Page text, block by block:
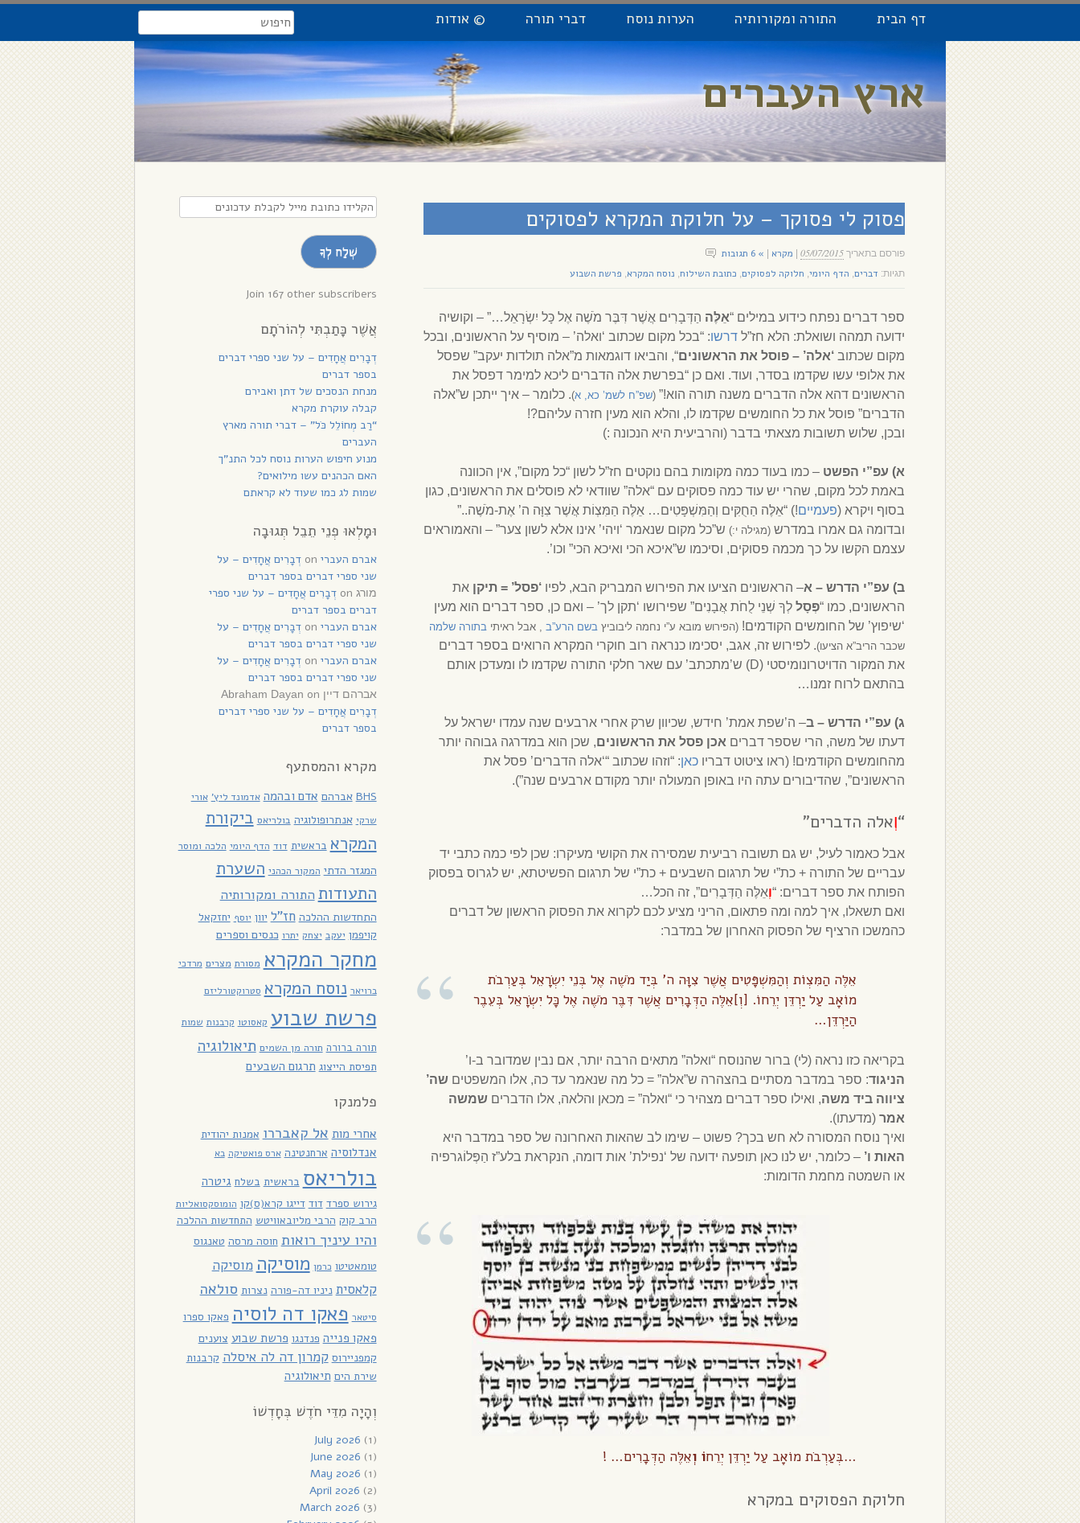
דף הבית התורה ומקורותיה הערות נוסח דברי תורה © אודות search
ארץ העברים
פסוק לי פסוקך – על חלוקת המקרא לפסוקים
פורסם בתאריך 05/07/2015 מקרא » 6 תגובות
תגיות: דברים, הדף היומי, חלוקה לפסוקים, כתובת השילוח, נוסח המקרא, פרשת השבוע
ספר דברים נפתח כידוע במילים “אֵלֶּה הַדְּבָרִים אֲשֶׁר דִּבֶּר מֹשֶׁה אֶל כָּל יִשְׂרָאֵל…” – וקושיה
ידועה תמהה ושואלת: הלא חז”ל דרשו: “בכל מקום שכתוב ‘ואלה’ – מוסיף על הראשונים, ובכל
מקום שכתוב ‘אלה’ – פוסל את הראשונים“, והביאו דוגמאות מ”אלה תולדות יעקב” שפסל
את אלופי עשו שקדמו בסדר, ועוד. ואם כן “בפרשת אלה הדברים ליכא למימר דפסל את
הראשונים דהא אלה הדברים משנה תורה הוא!” (שפ”ח לשמ’ כא, א). כלומר – איך ייתכן ש”אלה
הדברים” פוסל את כל החומשים שקדמו לו, והלא הוא מעין חזרה עליהם?!
ובכן, שלוש תשובות מצאתי בדבר (והרביעית היא הנכונה :)
א) עפ”י הפשט – כמו בעוד כמה מקומות בהם נוקטים חז”ל לשון “כל מקום”, אין הכוונה
באמת לכל מקום, שהרי יש עוד כמה פסוקים עם “אלה” שוודאי לא פוסלים את הראשונים, כגון
בסוף ויקרא (פעמיים!) “אֵלֶּה הַחֻקִּים וְהַמִּשְׁפָּטִים… אֵלֶּה הַמִּצְו‍ֹת אֲשֶׁר צִוָּה ה’ אֶת-מֹשֶׁה..”
ובדומה גם אמרו במדרש (מגילה י:) ש”כל מקום שנאמר ‘ויהי’ אינו אלא לשון צער” – והאמוראים
עצמם הקשו על כך מכמה פסוקים, וסיכמו ש”איכא הכי ואיכא הכי” וכו’.
ב) עפ”י הדרש – א– הראשונים הציעו את הפירוש המבריק הבא, לפיו ‘פסל’ = תיקן את
הראשונים, כמו “פְּסָל לְךָ שְׁנֵי לֻחֹת אֲבָנִים” שפירושו ‘תקן לך’ – ואם כן, ספר דברים הוא מעין
‘שיפוץ’ של החומשים הקודמים! (הפירוש מובא ע”י נחמה ליבוביץ בשם הרע”ב , אבל ראיתי בתורה שלמה
שכבר הריב”א הציעו). לפירוש זה, אגב, יסכימו כנראה רוב חוקרי המקרא הרואים בספר דברים
את המקור הדויטרונומיסטי (D) ש’מתכתב’ עם שאר חלקי התורה שקדמו לו ומעדכן אותם
בהתאם לרוח זמנו…
ג) עפ”י הדרש – ב– ה’שפת אמת’ חידש, שכיוון שרק אחרי ארבעים שנה עמדו ישראל על
דעתו של משה, הרי שספר דברים אכן פסל את הראשונים, שכן הוא במדרגה גבוהה יותר
מהחומשים הקודמים! (ראו ציטוט דבריו כאן: “וזהו שכתוב “‘אלה הדברים’ פסל את
הראשונים”, שהדיבורים עתה היו באופן המעולה יותר מקודם ארבעים שנה”).
“וְאלה הדברים”
אבל כאמור לעיל, יש גם תשובה רביעית שמסירה את הקושי מעיקרו: שכן לפי כמה כתבי יד
עבריים של התורה + כת”י של תרגום השבעים + כת”י של תרגום הפשיטתא, יש לגרוס בפסוק
הפותח את ספר דברים: “וְאֵלֶּה הַדְּבָרִים”, זה הכל…
ואם תשאלו, איך למה ומה פתאום, הריני מציע לכם לקרוא את הפסוק הראשון של דברים
כהמשכו הרציף של הפסוק האחרון של במדבר:
אֵלֶּה הַמִּצְו‍ֹת וְהַמִּשְׁפָּטִים אֲשֶׁר צִוָּה ה’ בְּיַד מֹשֶׁה אֶל בְּנֵי יִשְׂרָאֵל בְּעַרְבֹת
מוֹאָב עַל יַרְדֵּן יְרֵחוֹ. [וְ]אֵלֶּה הַדְּבָרִים אֲשֶׁר דִּבֶּר מֹשֶׁה אֶל כָּל יִשְׂרָאֵל בְּעֵבֶר
הַיַּרְדֵּן…
בקריאה כזו נראה (לי) ברור שהנוסח “ואלה” מתאים הרבה יותר, אם נבין שמדובר ב-ו’
הניגוד: ספר במדבר מסתיים בהצהרה ש”אלה” = כל מה שנאמר עד כה, אלו המשפטים שה’
ציווה ביד משה, ואילו ספר דברים מצהיר כי “ואלה” = מכאן והלאה, אלו הדברים שמשה
אמר (מדעתו).
ואיך נוסח המסורה לא חש בכך? פשוט – שימו לב שהאות האחרונה של ספר במדבר היא
האות ו’ – כלומר, יש לנו כאן תופעה ידועה של ‘נפילת’ אות דומה, הנקראת בלע”ז הַפְּלוֹגרפיה
או השמטה מחמת הדומות:
…בְּעַרְבֹת מוֹאָב עַל יַרְדֵּן יְרֵחוֹ וְאֵלֶּה הַדְּבָרִים… !
חלוקת הפסוקים במקרא
הקלידו
כתובת
מייל
לקבלת
עדכונים
שְׁלַח לְךָ
Join 167 other subscribers
אֲשֶׁר כָּתַבְתִּי לְהוֹרֹתָם
דְבָרִים אֲחָדִים – על שני ספרי דברים
בספר דברים
מנחת הנסכים של דתן ואבירם
קבלה עוקרת מקרא
“רַב מְחוֹלֵל כֹּל” – דברי תורה מארץ
העברים
מנוע חיפוש הערות נוסח לכל התנ”ך
האם הכהנים עשו מילואים?
שמות לג כמו שעוד לא קראתם
וּמָלְאוּ פְנֵי תֵבֵל תְּגוּבָה
אברם העברי
דְבָרִים אֲחָדִים – על
שני ספרי דברים בספר דברים
מורג
דְבָרִים אֲחָדִים – על שני ספרי
דברים בספר דברים
אברם העברי
דְבָרִים אֲחָדִים – על
שני ספרי דברים בספר דברים
אברם העברי
דְבָרִים אֲחָדִים – על
שני ספרי דברים בספר דברים
אברהם דיין Abraham Dayan on
דְבָרִים אֲחָדִים – על שני ספרי דברים
בספר דברים
מקרא והמסתעף
BHS אברהם אדם ובהמה אדמונד ליץ' אורי
שרקי אנתרופולוגיה בולריאס ביקורת
המקרא בראשית דוד הדף היומי הלכה ומוסר
המגזר הדתי המקור הכהני השערת
התעודות התורה ומקורותיה
התחדשות ההלכה חז"ל יוון יוסף יחזקאל
קויפמן יעקב יצחק יתרו כנסים וספרים
מחקר המקרא מסורת מצרים מרדכי
ברויאר נוסח המקרא סטרוקטורליזם
פרשת שבוע קאסוטו קרבנות שמות
תורה ברורה תורה מן השמים תיאולוגיה
תפיסת הייצוג תרגום השבעים
פלמנקו
אחרי מות אל קאבררו אמנות יהודית
אנדלוסיה ארחנטינה ארס פואטיקה בא
בולריאס בראשית בשלח גיטרה
גירוש ספרד דוד דייגו קרא(ס)קו הומוסקסואליות
הרב קוק הרבי מליובאוויטש התחדשות ההלכה
והיו עיניך רואות חוסה מרסה טאנגוס
טומאטיטו כרמן מוסיקה מוסיקה
קלאסית ניניו דה-פורה נצרות סולאה
סיטאר פאקו דה לוסיה פאקו ספרו
פאקו פנייה פנדנגו פרשת שבוע צוענים
קמפניירוס קמרון דה לה איסלה קרבנות
שירת הים תיאולוגיה
וְהָיָה מִדֵּי חֹדֶשׁ בְּחָדְשׁוֹ
July 2026 (1)
June 2026 (1)
May 2026 (1)
April 2026 (2)
March 2026 (3)